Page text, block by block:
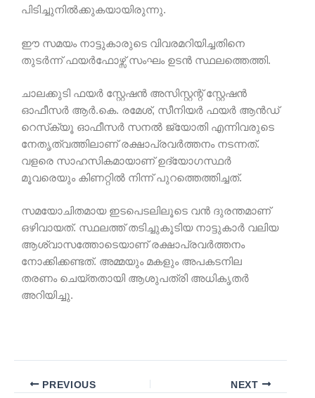
പിടിച്ചുനിൽക്കുകയായിരുന്നു.
ഈ സമയം നാട്ടുകാരുടെ വിവരമറിയിച്ചതിനെ
തുടർന്ന് ഫയർഫോഴ്സ് സംഘം ഉടൻ സ്ഥലത്തെത്തി.
ചാലക്കുടി ഫയർ സ്റ്റേഷൻ അസിസ്റ്റന്റ് സ്റ്റേഷൻ
ഓഫീസർ ആർ.കെ. രമേശ്, സീനിയർ ഫയർ ആൻഡ്
റെസ്‌ക്യൂ ഓഫീസർ സനൽ ജ്യോതി എന്നിവരുടെ
നേതൃത്വത്തിലാണ് രക്ഷാപ്രവർത്തനം നടന്നത്.
വളരെ സാഹസികമായാണ് ഉദ്യോഗസ്ഥർ
മൂവരെയും കിണറ്റിൽ നിന്ന് പുറത്തെത്തിച്ചത്.
സമയോചിതമായ ഇടപെടലിലൂടെ വൻ ദുരന്തമാണ്
ഒഴിവായത്. സ്ഥലത്ത് തടിച്ചുകൂടിയ നാട്ടുകാർ വലിയ
ആശ്വാസത്തോടെയാണ് രക്ഷാപ്രവർത്തനം
നോക്കിക്കണ്ടത്. അമ്മയും മകളും അപകടനില
തരണം ചെയ്തതായി ആശുപത്രി അധികൃതർ
അറിയിച്ചു.
PREVIOUS NEXT